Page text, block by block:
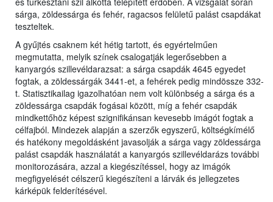
sárga, zöldessárga és fehér, ragacsos felületű palást csapdákat
teszteltek.
A gyűjtés csaknem két hétig tartott, és egyértelműen
megmutatta, melyik színek csalogatják legerősebben a
kanyargós szillevéldarazsat: a sárga csapdák 4645 egyedet
fogtak, a zöldessárgák 3441-et, a fehérek pedig mindössze 332-
t. Statisztikailag igazolhatóan nem volt különbség a sárga és a
zöldessárga csapdák fogásai között, míg a fehér csapdák
mindkettőhöz képest szignifikánsan kevesebb imágót fogtak a
célfajból. Mindezek alapján a szerzők egyszerű, költségkímélő
és hatékony megoldásként javasolják a sárga vagy zöldessárga
palást csapdák használatát a kanyargós szillevéldarázs további
monitorozására, azzal a kiegészítéssel, hogy az imágók
megfigyelését célszerű kiegészíteni a lárvák és jellegzetes
kárképük felderítésével.